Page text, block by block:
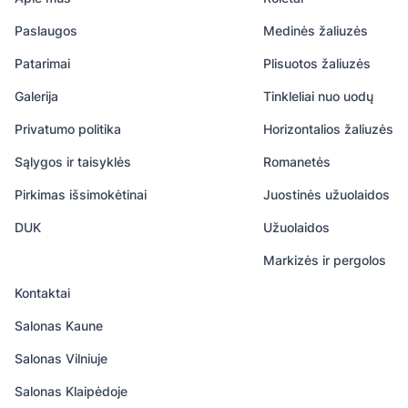
išsikviesti konsultantą, kuris atvyks su audinių
pavyzdžiais. Juos pridėkite prie lango, kad galėtumėte
nuspęsti kokio tankio ir spalvos audinio reikėtų.
Susisiekite su mumis jums patogiausiu būdu - telefonu,
el. paštu ar atvykę į bet kurį fizinį saloną.
Paslaugos
Patarimai
Galerija
Privatumo politika
Sąlygos ir taisyklės
Pirkimas išsimokėtinai
DUK
Medinės žaliuzės
Plisuotos žaliuzės
Tinkleliai nuo uodų
Horizontalios žaliuzės
Romanetės
Juostinės užuolaidos
Užuolaidos
Markizės ir pergolos
Kontaktai
Salonas Kaune
Salonas Vilniuje
Salonas Klaipėdoje